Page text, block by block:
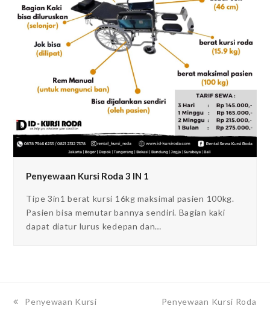
Penyewaan Kursi Roda 3 IN 1
Tipe 3in1 berat kursi 16kg maksimal pasien 100kg.
Pasien bisa memutar bannya sendiri. Bagian kaki
dapat diatur lurus kedepan dan…
previous
Penyewaan Kursi
next
Penyewaan Kursi Roda